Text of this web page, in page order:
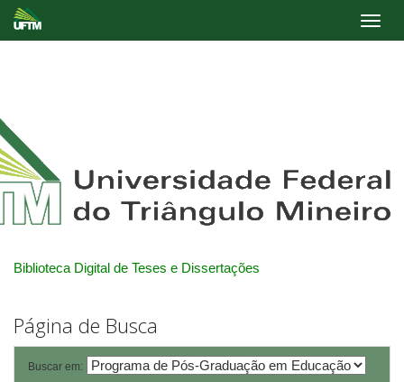
Biblioteca Digital de Teses e Dissertações
Página de Busca
Buscar em: